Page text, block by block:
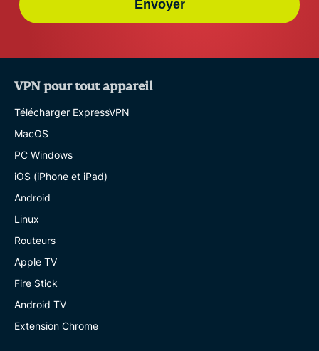
Envoyer
VPN pour tout appareil
Télécharger ExpressVPN
MacOS
PC Windows
iOS (iPhone et iPad)
Android
Linux
Routeurs
Apple TV
Fire Stick
Android TV
Extension Chrome